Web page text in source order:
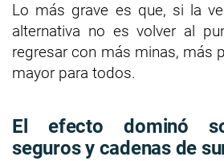
Lo más grave es que, si la
alternativa no es volver al
regresar con más minas, más
mayor para todos.
El efecto dominó
seguros y cadenas de